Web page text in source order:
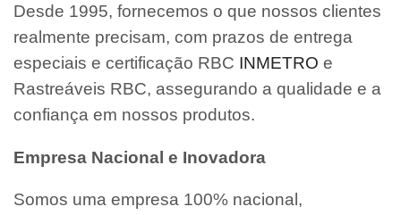
Desde 1995, fornecemos o que nossos clientes
realmente precisam, com prazos de entrega
especiais e certificação RBC INMETRO e
Rastreáveis RBC, assegurando a qualidade e a
confiança em nossos produtos.
Empresa Nacional e Inovadora
Somos uma empresa 100% nacional,